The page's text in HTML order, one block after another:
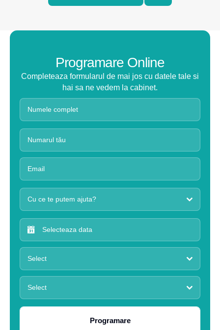
Programare Online
Completeaza formularul de mai jos cu datele tale si
hai sa ne vedem la cabinet.
Cu ce te putem ajuta?
Select
Select
Programare